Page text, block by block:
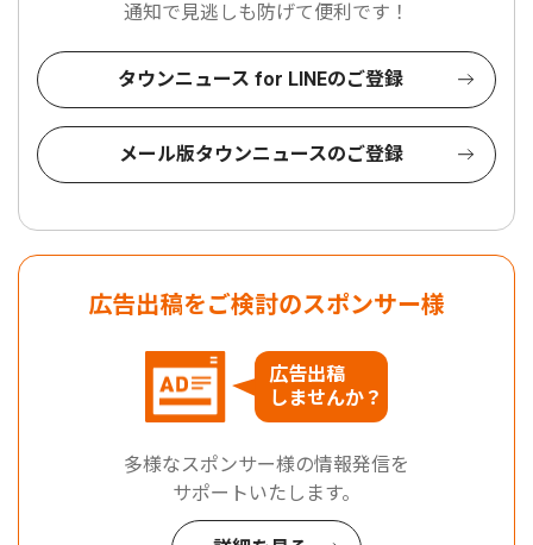
通知で見逃しも防げて便利です！
タウンニュース for LINEのご登録
メール版タウンニュースのご登録
広告出稿をご検討のスポンサー様
広告出稿
しませんか？
多様なスポンサー様の情報発信を
サポートいたします。